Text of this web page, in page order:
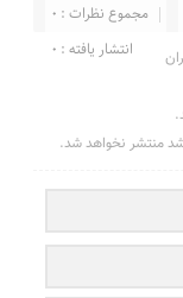
مجموع نظرات : 0
انتشار یافته : ۰
منتشر نخواهد شد.